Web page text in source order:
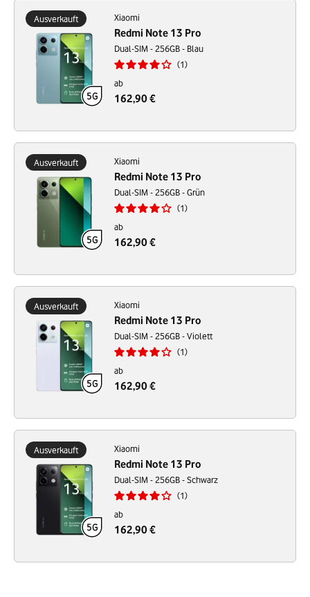
Ausverkauft Xiaomi
Redmi Note 13 Pro
Dual-SIM - 256GB - Blau
1
ab
162,90 €
Ausverkauft Xiaomi
Redmi Note 13 Pro
Dual-SIM - 256GB - Grün
1
ab
162,90 €
Ausverkauft Xiaomi
Redmi Note 13 Pro
Dual-SIM - 256GB - Violett
1
ab
162,90 €
Ausverkauft Xiaomi
Redmi Note 13 Pro
Dual-SIM - 256GB - Schwarz
1
ab
162,90 €